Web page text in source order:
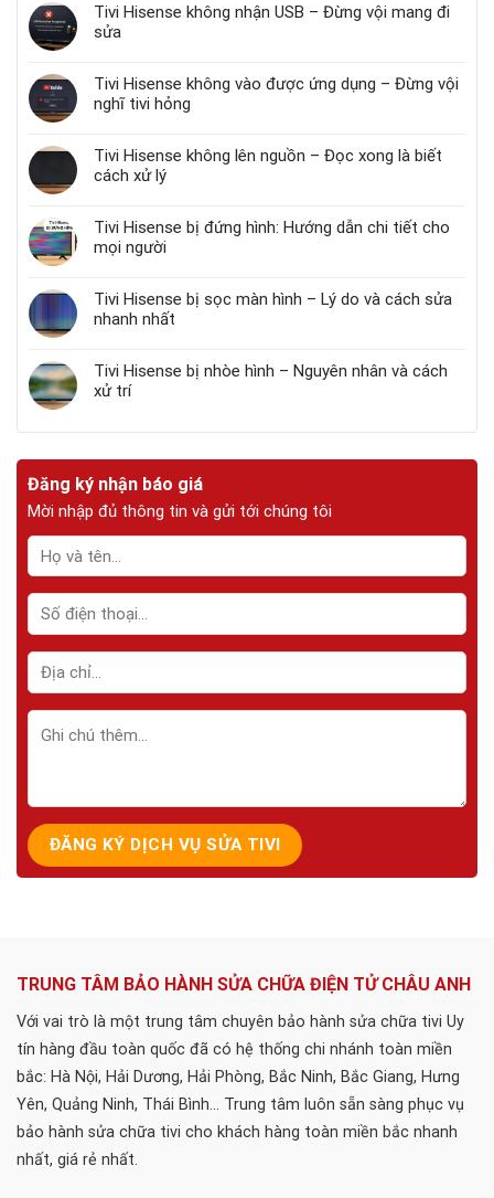
Tivi Hisense không nhận USB – Đừng vội mang đi
sửa
Tivi Hisense không vào được ứng dụng – Đừng vội
nghĩ tivi hỏng
Tivi Hisense không lên nguồn – Đọc xong là biết
cách xử lý
Tivi Hisense bị đứng hình: Hướng dẫn chi tiết cho
mọi người
Tivi Hisense bị sọc màn hình – Lý do và cách sửa
nhanh nhất
Tivi Hisense bị nhòe hình – Nguyên nhân và cách
xử trí
Đăng ký nhận báo giá
Mời nhập đủ thông tin và gửi tới chúng tôi
TRUNG TÂM BẢO HÀNH SỬA CHỮA ĐIỆN TỬ CHÂU ANH
Với vai trò là một trung tâm chuyên bảo hành sửa chữa tivi Uy
tín hàng đầu toàn quốc đã có hệ thống chi nhánh toàn miền
bắc: Hà Nội, Hải Dương, Hải Phòng, Bắc Ninh, Bắc Giang, Hưng
Yên, Quảng Ninh, Thái Bình... Trung tâm luôn sẵn sàng phục vụ
bảo hành sửa chữa tivi cho khách hàng toàn miền bắc nhanh
nhất, giá rẻ nhất.